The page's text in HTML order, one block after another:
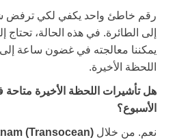
رقم خاطئ واحد يكفي لكي ترفض
إلى الطائرة. في هذه الحالة، تحتاج
يمكننا معالجته في غضون ساعة
اللحظة الأخيرة.
هل تأشيرات اللحظة الأخيرة
الأسبوع؟
نعم. من خلال (Transocean)